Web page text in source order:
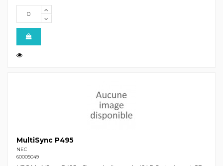
MultiSync P495
NEC
60005049